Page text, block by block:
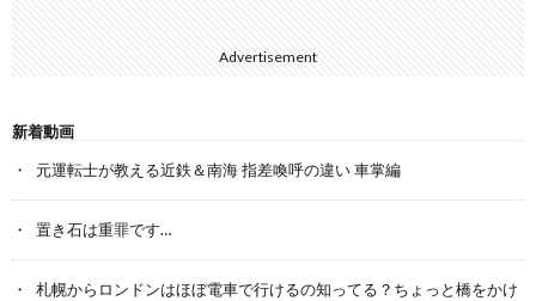
Advertisement
新着動画
元運転士が教える近鉄＆南海 指差喚呼の違い 車掌編
置き石は重罪です…
札幌からロンドンはほぼ電車で行けるの知ってる？ちょっと橋をかけ